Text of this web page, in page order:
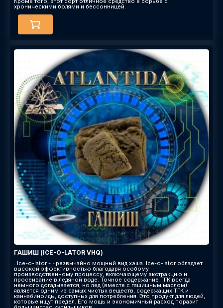
хроническими болями и бессонницей.
ГАШИШ (ICE-O-LATOR VHQ)
. Ice-o-lator - чрезвычайно мощный вид хэша. Ice-o-lator обладает
высокой эффективностью благодаря особому
производственному процессу, включающему экстракцию и
просеивание в ледяной воде. Точное содержание ТГК всегда
немного догадывается, но лед (вместе с гашишным маслом)
является одним из самых чистых веществ, содержащих ТГК и
каннабиноиды, доступных для потребления. Это продукт для людей,
которые ищут предел. Его мощь и экономичный расход поразит